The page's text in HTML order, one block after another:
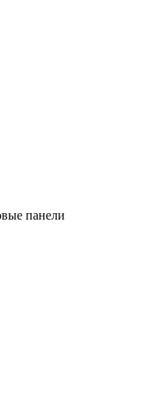
панели